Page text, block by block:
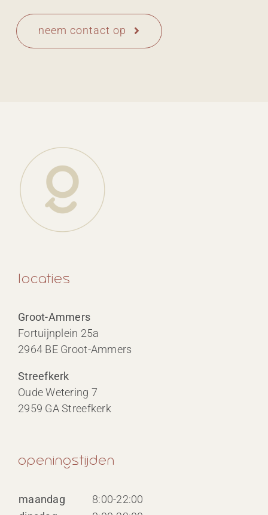
neem contact op
locaties
Groot-Ammers
Fortuijnplein 25a
2964 BE Groot-Ammers
Streefkerk
Oude Wetering 7
2959 GA Streefkerk
openingstijden
maandag
8:00-22:00